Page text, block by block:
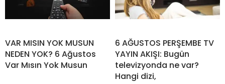
VAR MISIN YOK MUSUN
NEDEN YOK? 6 Ağustos
Var Mısın Yok Musun
6 AĞUSTOS PERŞEMBE TV
YAYIN AKIŞI: Bugün
televizyonda ne var?
Hangi dizi,